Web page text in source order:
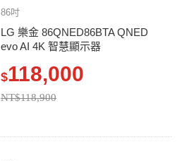
86吋
LG 樂金 86QNED86BTA QNED
evo AI 4K 智慧顯示器
$118,000
NT$118,900